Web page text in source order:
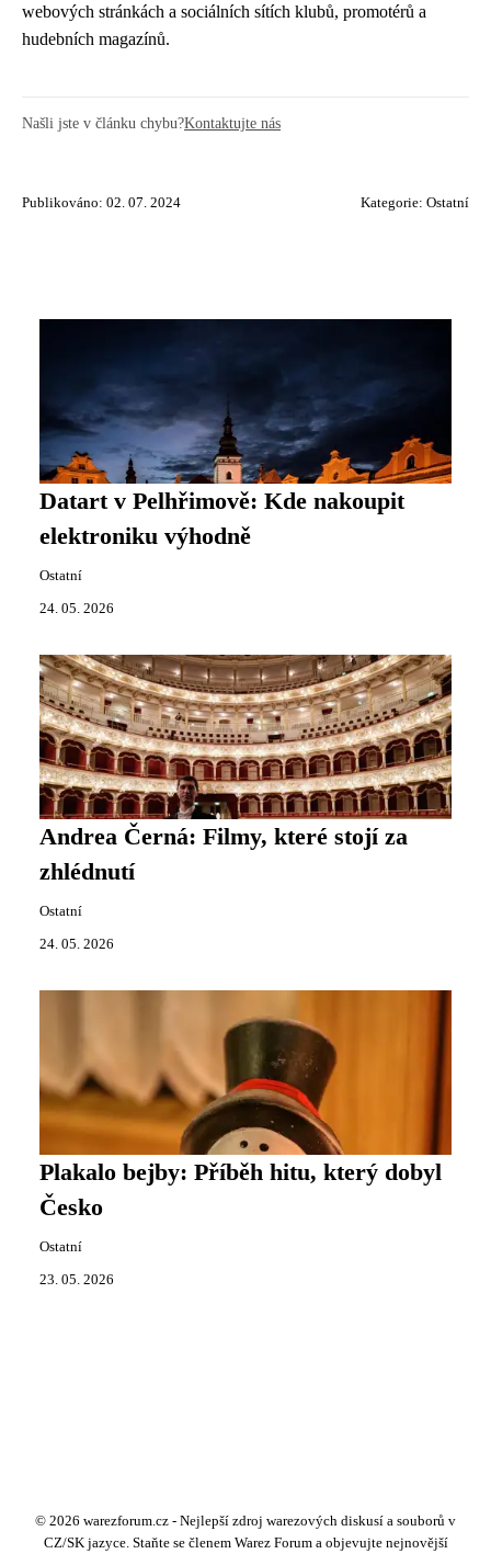
webových stránkách a sociálních sítích klubů, promotérů a
hudebních magazínů.
Našli jste v článku chybu?Kontaktujte nás
Publikováno: 02. 07. 2024 Kategorie: Ostatní
Datart v Pelhřimově: Kde nakoupit
elektroniku výhodně
Ostatní
24. 05. 2026
Andrea Černá: Filmy, které stojí za
zhlédnutí
Ostatní
24. 05. 2026
Plakalo bejby: Příběh hitu, který dobyl
Česko
Ostatní
23. 05. 2026
© 2026 warezforum.cz - Nejlepší zdroj warezových diskusí a souborů v
CZ/SK jazyce. Staňte se členem Warez Forum a objevujte nejnovější